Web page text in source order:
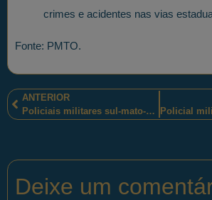
crimes e acidentes nas vias
Fonte: PMTO.
ANTERIOR
Policiais militares sul-mato-grossenses autuaram um homem por construção irregular às margens do Rio Aporé
Deixe um